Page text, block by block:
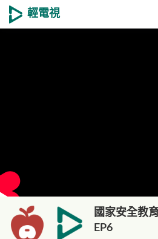
輕電視
國家安全教
EP6